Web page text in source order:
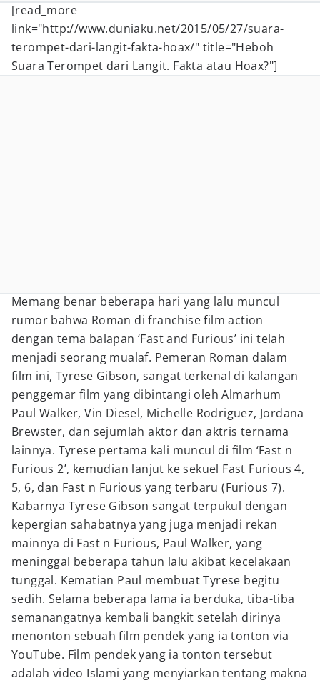
[read_more
link="http://www.duniaku.net/2015/05/27/suara-
terompet-dari-langit-fakta-hoax/" title="Heboh
Suara Terompet dari Langit. Fakta atau Hoax?"]
Memang benar beberapa hari yang lalu muncul
rumor bahwa Roman di franchise film action
dengan tema balapan ‘Fast and Furious’ ini telah
menjadi seorang mualaf. Pemeran Roman dalam
film ini, Tyrese Gibson, sangat terkenal di kalangan
penggemar film yang dibintangi oleh Almarhum
Paul Walker, Vin Diesel, Michelle Rodriguez, Jordana
Brewster, dan sejumlah aktor dan aktris ternama
lainnya. Tyrese pertama kali muncul di film ‘Fast n
Furious 2’, kemudian lanjut ke sekuel Fast Furious 4,
5, 6, dan Fast n Furious yang terbaru (Furious 7).
Kabarnya Tyrese Gibson sangat terpukul dengan
kepergian sahabatnya yang juga menjadi rekan
mainnya di Fast n Furious, Paul Walker, yang
meninggal beberapa tahun lalu akibat kecelakaan
tunggal. Kematian Paul membuat Tyrese begitu
sedih. Selama beberapa lama ia berduka, tiba-tiba
semanangatnya kembali bangkit setelah dirinya
menonton sebuah film pendek yang ia tonton via
YouTube. Film pendek yang ia tonton tersebut
adalah video Islami yang menyiarkan tentang makna